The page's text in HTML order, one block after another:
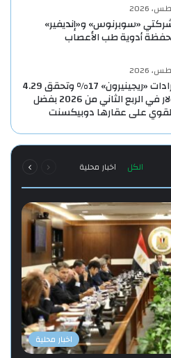
«سوبرنوس» و«إنديفير»
أدوية طب الأعصاب
إرتفاع إيرادات «ريجينيرون» 17% وتحقق 4.29
مليار دولار في الربع الثاني من 2026 بفضل
على عقارها دوبيكسنت
الكل اخبار محلية الصفحةالصفحة
اخبار محلية